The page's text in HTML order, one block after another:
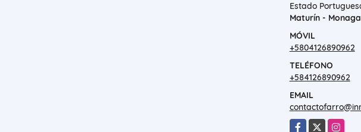
Estado
Maturín -
MÓVIL
+5804126890962
TELÉFONO
+584126890962
EMAIL
Facebook
X